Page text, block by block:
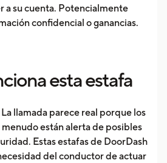
a su cuenta. Potencialmente
confidencial o ganancias.
esta estafa
La llamada parece real porque los
están alerta de posibles
Estas estafas de DoorDash
del conductor de actuar